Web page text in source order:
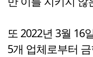
또 2022년 3월 16
5개 업체로부터